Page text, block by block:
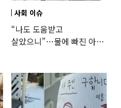
사회 이슈
“나도 도움받고
살았으니”…물에 빠진 아이